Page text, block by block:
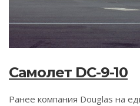
Самолет DC-9-10
Ранее компания Douglas на